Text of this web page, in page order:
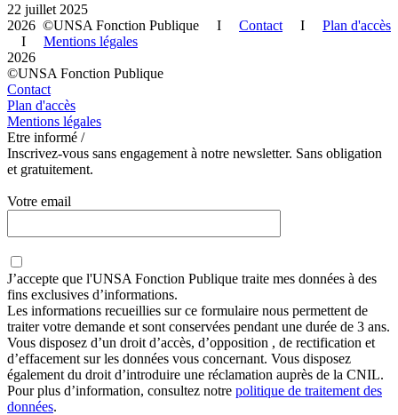
22 juillet 2025
2026 ©UNSA Fonction Publique I Contact I Plan d'accès
I Mentions légales
2026
©UNSA Fonction Publique
Contact
Plan d'accès
Mentions légales
Etre informé /
Inscrivez-vous sans engagement à notre newsletter. Sans obligation
et gratuitement.
Votre email
J’accepte que l'UNSA Fonction Publique traite mes données à des
fins exclusives d’informations.
Les informations recueillies sur ce formulaire nous permettent de
traiter votre demande et sont conservées pendant une durée de 3 ans.
Vous disposez d’un droit d’accès, d’opposition , de rectification et
d’effacement sur les données vous concernant. Vous disposez
également du droit d’introduire une réclamation auprès de la CNIL.
Pour plus d’information, consultez notre politique de traitement des
données.